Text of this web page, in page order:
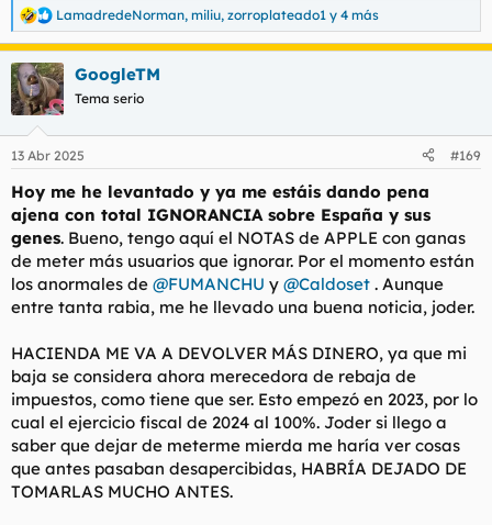
R
e
a
c
c
i
e
:
LamadredeNorman, miliu, zorroplateado1 y 4 más
GoogleTM
Tema serio
13 Abr 2025 #169
Hoy me he levantado y ya me estáis dando pena
ajena con total IGNORANCIA sobre España y sus
genes. Bueno, tengo aquí el NOTAS de APPLE con ganas
de meter más usuarios que ignorar. Por el momento están
los anormales de @FUMANCHU y @Caldoset . Aunque
entre tanta rabia, me he llevado una buena noticia, joder.
HACIENDA ME VA A DEVOLVER MÁS DINERO, ya que mi
baja se considera ahora merecedora de rebaja de
impuestos, como tiene que ser. Esto empezó en 2023, por lo
cual el ejercicio fiscal de 2024 al 100%. Joder si llego a
saber que dejar de meterme mierda me haría ver cosas
que antes pasaban desapercibidas, HABRÍA DEJADO DE
TOMARLAS MUCHO ANTES.